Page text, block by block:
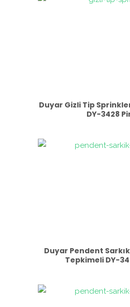
Duyar Gizli Tip
DY-3428
Duyar Pendent Sarkık
Tepkimeli DY-